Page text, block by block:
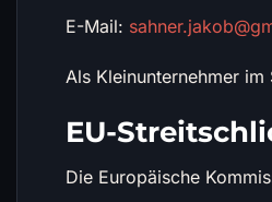
E-Mail:
Als Kleinunternehmer
EU-
Die Europäische